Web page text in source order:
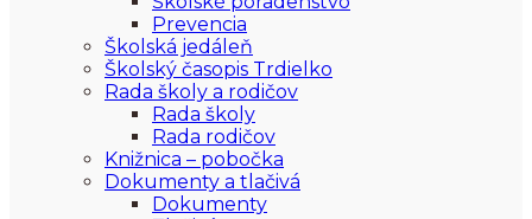
Prevencia
Školská jedáleň
Školský časopis Trdielko
Rada školy a rodičov
Rada školy
Rada rodičov
Knižnica – pobočka
Dokumenty a tlačivá
Dokumenty